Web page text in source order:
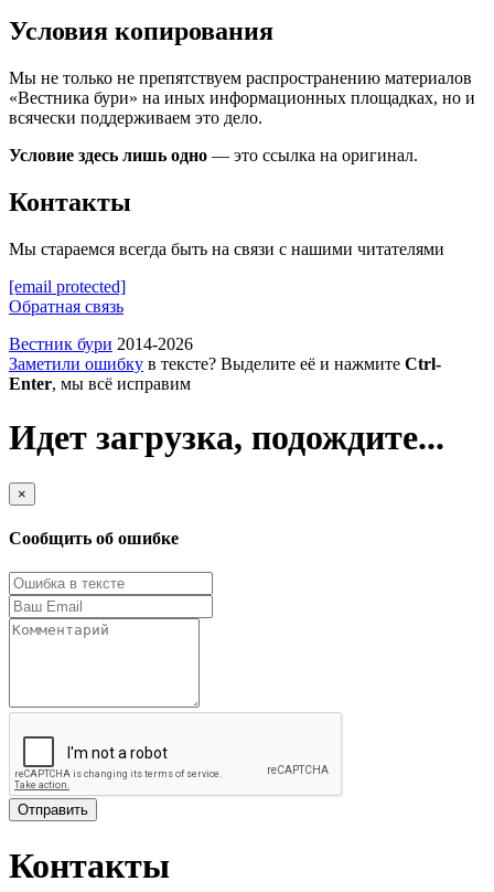
Условия копирования
Мы не только не препятствуем распространению материалов
«Вестника бури» на иных информационных площадках, но и
всячески поддерживаем это дело.
Условие здесь лишь одно — это ссылка на оригинал.
Контакты
Мы стараемся всегда быть на связи с нашими читателями
[email protected]
Обратная связь
Вестник бури 2014-2026
Заметили ошибку в тексте? Выделите её и нажмите Ctrl-
Enter, мы всё исправим
Идет загрузка, подождите...
×
Сообщить об ошибке
Отправить
Контакты